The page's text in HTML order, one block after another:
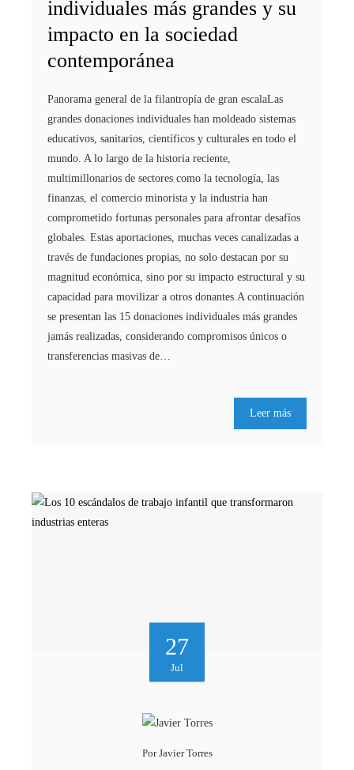
individuales más grandes y su
impacto en la sociedad
contemporánea
Panorama general de la filantropía de gran escalaLas
grandes donaciones individuales han moldeado sistemas
educativos, sanitarios, científicos y culturales en todo el
mundo. A lo largo de la historia reciente,
multimillonarios de sectores como la tecnología, las
finanzas, el comercio minorista y la industria han
comprometido fortunas personales para afrontar desafíos
globales. Estas aportaciones, muchas veces canalizadas a
través de fundaciones propias, no solo destacan por su
magnitud económica, sino por su impacto estructural y su
capacidad para movilizar a otros donantes.A continuación
se presentan las 15 donaciones individuales más grandes
jamás realizadas, considerando compromisos únicos o
transferencias masivas de…
Leer más
27
Jul
PorJavier Torres